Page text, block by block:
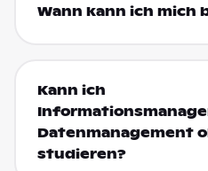
Wann kann ich mich
Kann ich
Datenmanagement
studieren?